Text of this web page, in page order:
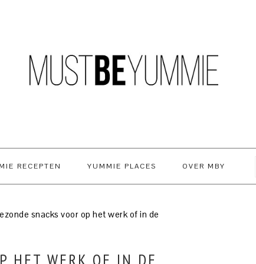
RECEPTEN YUMMIE PLACES OVER MBY
snacks voor op het werk of in de
HET WERK OF IN DE